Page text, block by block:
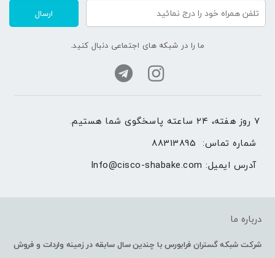
ارسال
ما را در شبکه های اجتماعی دنبال کنید.
۷ روز هفته، ۲۴ ساعته پاسخگوی شما هستیم.
شماره تماس: 88313895
آدرس ایمیل: Info@cisco-shabake.com
درباره ما
شرکت شبکه گستران فرابورس با چندین سال سابقه در زمینه واردات و فروش